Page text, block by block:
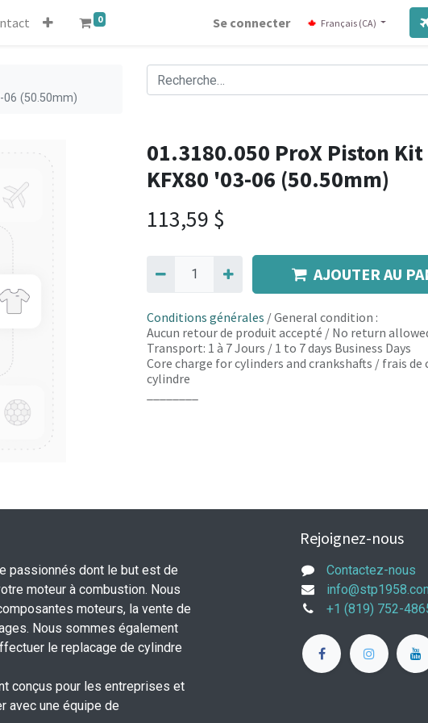
0 Se connecter Français (CA)
06 (50.50mm)
01.3180.050 ProX Piston Kit
KFX80 '03-06 (50.50mm)
113,59 $
AJOUTER AU
Conditions générales / General condition :
Aucun retour de produit accepté / No return
Transport: 1 à 7 Jours / 1 to 7 days Business Days
Core charge for cylinders and crankshafts / frais
cylindre
passionnés dont le but est de
moteur à combustion. Nous
moteurs, la vente de
Nous sommes également
le replacage de cylindre
conçus pour les entreprises et
avec une équipe de
Rejoignez-nous
Contactez-nous
+1 (819) 752-